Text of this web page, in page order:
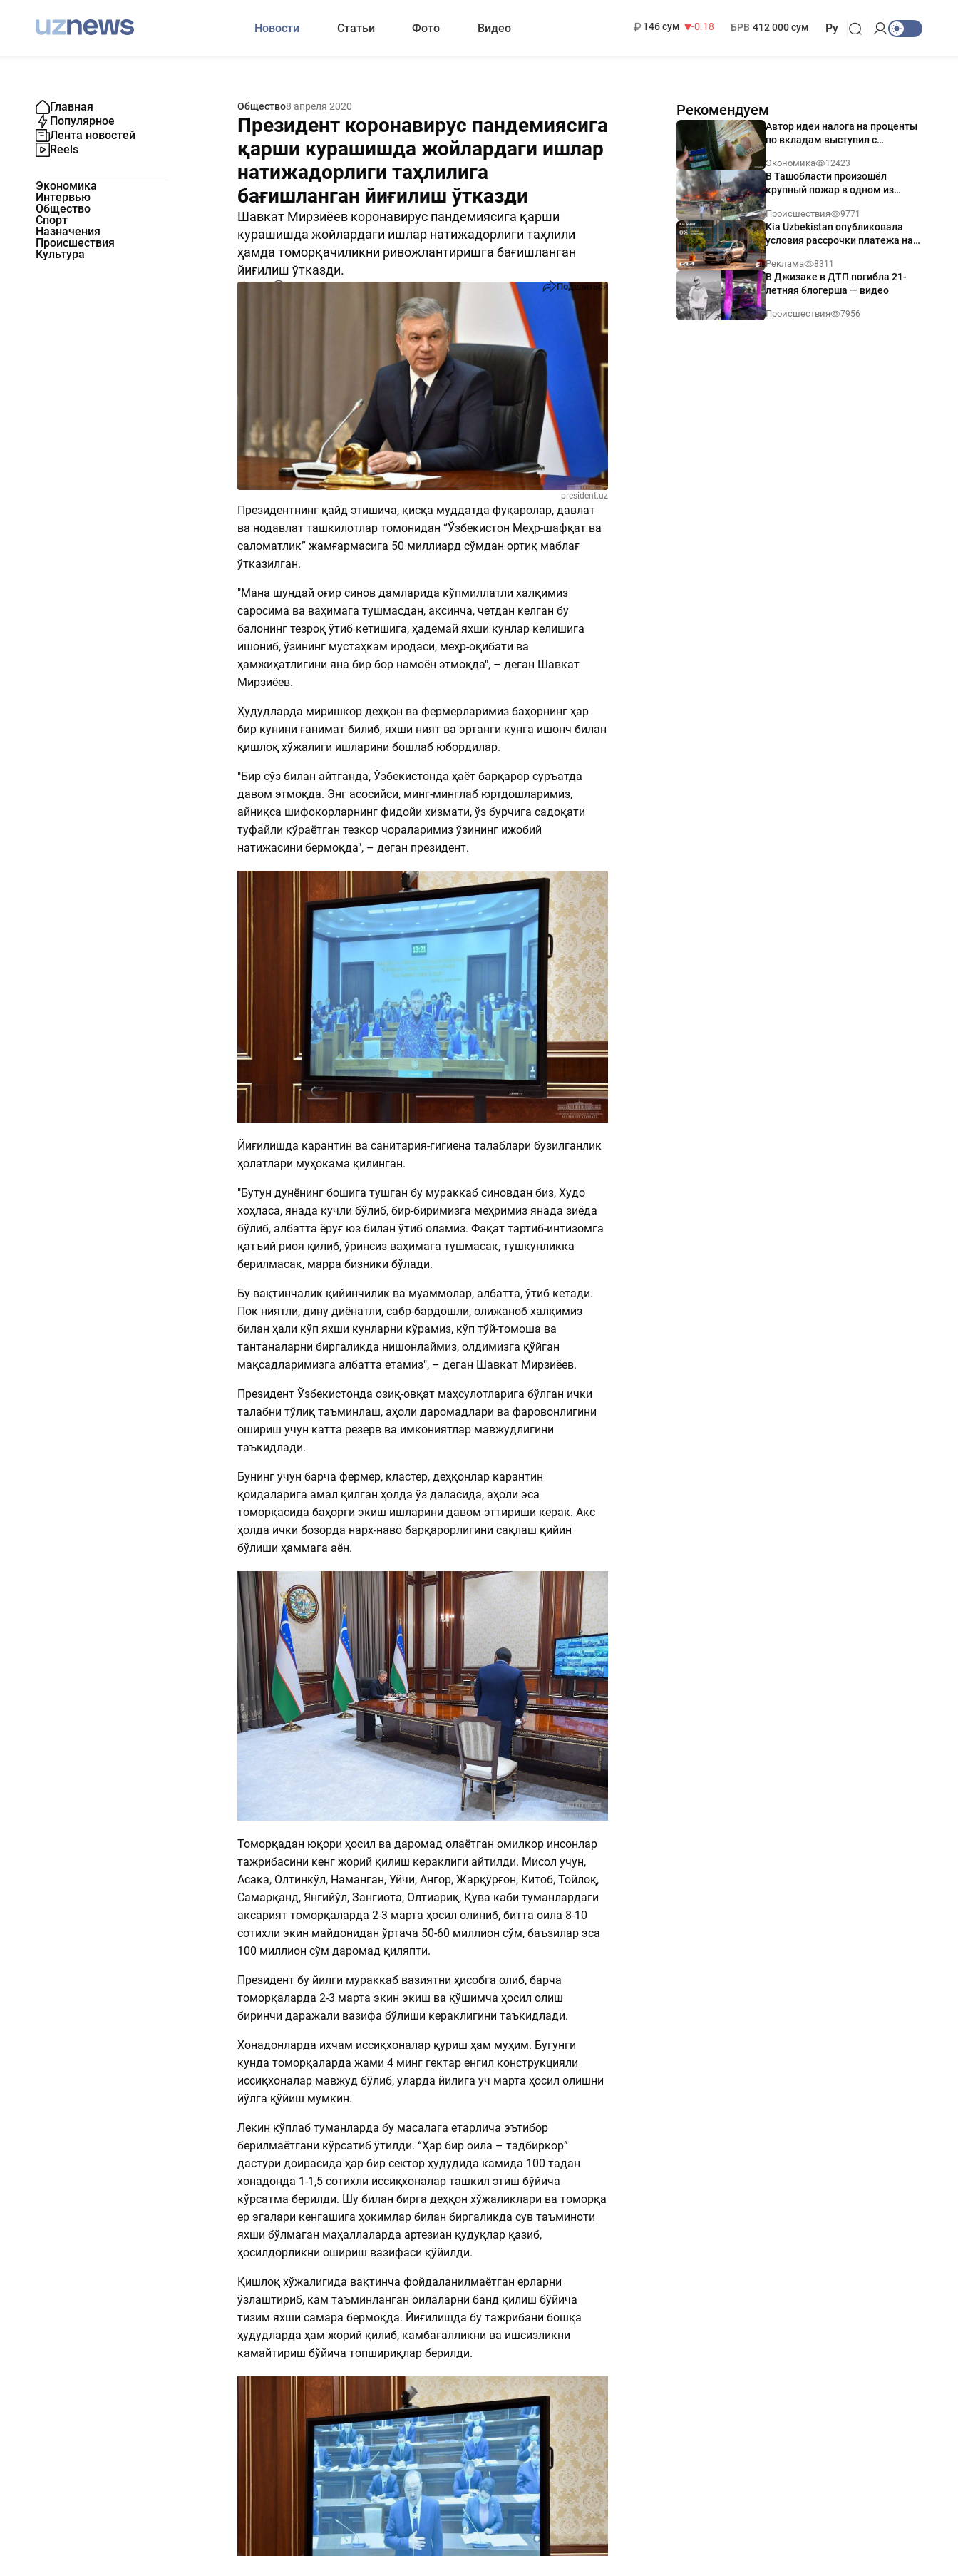
Новости Статьи Фото Видео
146 сум
-0.18
БРВ 412 000 сум Ру
Главная
Популярное
Лента новостей
Reels
Экономика
Интервью
Общество
Спорт
Назначения
Происшествия
Культура
Общество8 апреля 2020
Президент коронавирус пандемиясига
қарши курашишда жойлардаги ишлар
натижадорлиги таҳлилига
бағишланган йиғилиш ўтказди
Шавкат Мирзиёев коронавирус пандемиясига қарши
курашишда жойлардаги ишлар натижадорлиги таҳлили
ҳамда томорқачиликни ривожлантиришга бағишланган
йиғилиш ўтказди.
Поделиться
president.uz
Президентнинг қайд этишича, қисқа муддатда фуқаролар, давлат
ва нодавлат ташкилотлар томонидан “Ўзбекистон Меҳр-шафқат ва
саломатлик” жамғармасига 50 миллиард сўмдан ортиқ маблағ
ўтказилган.
"Мана шундай оғир синов дамларида кўпмиллатли халқимиз
саросима ва ваҳимага тушмасдан, аксинча, четдан келган бу
балонинг тезроқ ўтиб кетишига, ҳадемай яхши кунлар келишига
ишониб, ўзининг мустаҳкам иродаси, меҳр-оқибати ва
ҳамжиҳатлигини яна бир бор намоён этмоқда", – деган Шавкат
Мирзиёев.
Ҳудудларда миришкор деҳқон ва фермерларимиз баҳорнинг ҳар
бир кунини ғанимат билиб, яхши ният ва эртанги кунга ишонч билан
қишлоқ хўжалиги ишларини бошлаб юбордилар.
"Бир сўз билан айтганда, Ўзбекистонда ҳаёт барқарор суръатда
давом этмоқда. Энг асосийси, минг-минглаб юртдошларимиз,
айниқса шифокорларнинг фидойи хизмати, ўз бурчига садоқати
туфайли кўраётган тезкор чораларимиз ўзининг ижобий
натижасини бермоқда", – деган президент.
Йиғилишда карантин ва санитария-гигиена талаблари бузилганлик
ҳолатлари муҳокама қилинган.
"Бутун дунёнинг бошига тушган бу мураккаб синовдан биз, Худо
хоҳласа, янада кучли бўлиб, бир-биримизга меҳримиз янада зиёда
бўлиб, албатта ёруғ юз билан ўтиб оламиз. Фақат тартиб-интизомга
қатъий риоя қилиб, ўринсиз ваҳимага тушмасак, тушкунликка
берилмасак, марра бизники бўлади.
Бу вақтинчалик қийинчилик ва муаммолар, албатта, ўтиб кетади.
Пок ниятли, дину диёнатли, сабр-бардошли, олижаноб халқимиз
билан ҳали кўп яхши кунларни кўрамиз, кўп тўй-томоша ва
тантаналарни биргаликда нишонлаймиз, олдимизга қўйган
мақсадларимизга албатта етамиз", – деган Шавкат Мирзиёев.
Президент Ўзбекистонда озиқ-овқат маҳсулотларига бўлган ички
талабни тўлиқ таъминлаш, аҳоли даромадлари ва фаровонлигини
ошириш учун катта резерв ва имкониятлар мавжудлигини
таъкидлади.
Бунинг учун барча фермер, кластер, деҳқонлар карантин
қоидаларига амал қилган ҳолда ўз даласида, аҳоли эса
томорқасида баҳорги экиш ишларини давом эттириши керак. Акс
ҳолда ички бозорда нарх-наво барқарорлигини сақлаш қийин
бўлиши ҳаммага аён.
Томорқадан юқори ҳосил ва даромад олаётган омилкор инсонлар
тажрибасини кенг жорий қилиш кераклиги айтилди. Мисол учун,
Асака, Олтинкўл, Наманган, Уйчи, Ангор, Жарқўрғон, Китоб, Тойлоқ,
Самарқанд, Янгийўл, Зангиота, Олтиариқ, Қува каби туманлардаги
аксарият томорқаларда 2-3 марта ҳосил олиниб, битта оила 8-10
сотихли экин майдонидан ўртача 50-60 миллион сўм, баъзилар эса
100 миллион сўм даромад қиляпти.
Президент бу йилги мураккаб вазиятни ҳисобга олиб, барча
томорқаларда 2-3 марта экин экиш ва қўшимча ҳосил олиш
биринчи даражали вазифа бўлиши кераклигини таъкидлади.
Хонадонларда ихчам иссиқхоналар қуриш ҳам муҳим. Бугунги
кунда томорқаларда жами 4 минг гектар енгил конструкцияли
иссиқхоналар мавжуд бўлиб, уларда йилига уч марта ҳосил олишни
йўлга қўйиш мумкин.
Лекин кўплаб туманларда бу масалага етарлича эътибор
берилмаётгани кўрсатиб ўтилди. “Ҳар бир оила – тадбиркор”
дастури доирасида ҳар бир сектор ҳудудида камида 100 тадан
хонадонда 1-1,5 сотихли иссиқхоналар ташкил этиш бўйича
кўрсатма берилди. Шу билан бирга деҳқон хўжаликлари ва томорқа
ер эгалари кенгашига ҳокимлар билан биргаликда сув таъминоти
яхши бўлмаган маҳаллаларда артезиан қудуқлар қазиб,
ҳосилдорликни ошириш вазифаси қўйилди.
Қишлоқ хўжалигида вақтинча фойдаланилмаётган ерларни
ўзлаштириб, кам таъминланган оилаларни банд қилиш бўйича
тизим яхши самара бермоқда. Йиғилишда бу тажрибани бошқа
ҳудудларда ҳам жорий қилиб, камбағалликни ва ишсизликни
камайтириш бўйича топшириқлар берилди.
Рекомендуем
Автор идеи налога на проценты
по вкладам выступил с
Экономика 12423
В Ташобласти произошёл
крупный пожар в одном из
Происшествия 9771
Kia Uzbekistan опубликовала
условия рассрочки платежа на
годовых
Реклама 8311
В Джизаке в ДТП погибла 21-
летняя блогерша — видео
Происшествия 7956